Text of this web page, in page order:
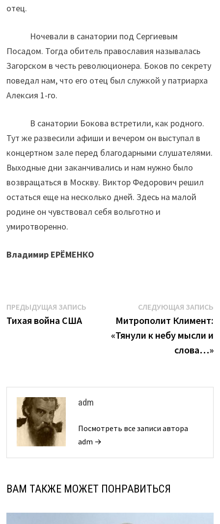
отец.
Ночевали в санатории под Сергиевым
Посадом. Тогда обитель православия называлась
Загорском в честь революционера. Боков по секрету
поведал нам, что его отец был служкой у патриарха
Алексия 1-го.
В санатории Бокова встретили, как родного.
Тут же развесили афиши и вечером он выступал в
концертном зале перед благодарными слушателями.
Выходные дни заканчивались и нам нужно было
возвращаться в Москву. Виктор Федорович решил
остаться еще на несколько дней. Здесь на малой
родине он чувствовал себя вольготно и
умиротворенно.
Владимир ЕРЁМЕНКО
Навигация
по
ПРЕДЫДУЩАЯ ЗАПИСЬПредыдущая
Тихая война США
СЛЕДУЮЩАЯ ЗАПИСЬ
Митрополит Климент:
«Тянули к небу мысли и
слова…»
adm
Посмотреть все записи автора
adm →
ВАМ ТАКЖЕ МОЖЕТ ПОНРАВИТЬСЯ